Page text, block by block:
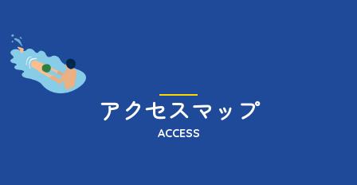
アクセスマップ
ACCESS